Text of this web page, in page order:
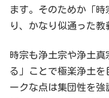
ます。そのためか「
り、かなり似通った教
時宗も浄土宗や浄土
る」ことで極楽浄土
ークな点は集団性を強